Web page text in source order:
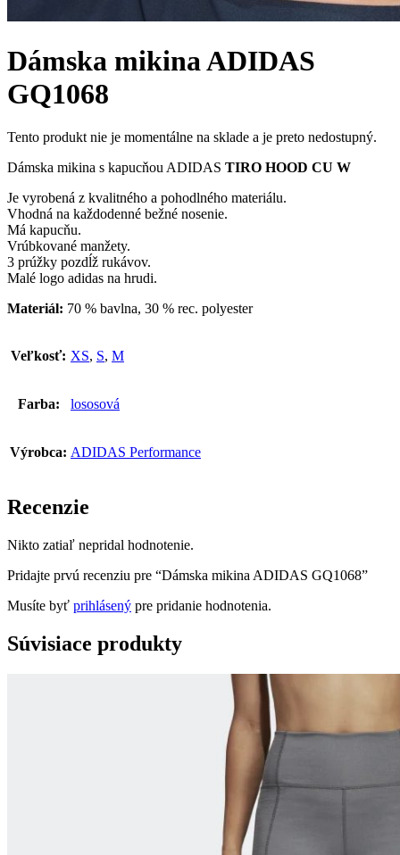
Dámska mikina ADIDAS
GQ1068
Tento produkt nie je momentálne na sklade a je preto nedostupný.
Dámska mikina s kapucňou ADIDAS TIRO HOOD CU W
Je vyrobená z kvalitného a pohodlného materiálu.
Vhodná na každodenné bežné nosenie.
Má kapucňu.
Vrúbkované manžety.
3 prúžky pozdĺž rukávov.
Malé logo adidas na hrudi.
Materiál: 70 % bavlna, 30 % rec. polyester
Veľkosť: XS, S, M
Farba: lososová
Výrobca: ADIDAS Performance
Recenzie
Nikto zatiaľ nepridal hodnotenie.
Pridajte prvú recenziu pre “Dámska mikina ADIDAS GQ1068”
Musíte byť prihlásený pre pridanie hodnotenia.
Súvisiace produkty